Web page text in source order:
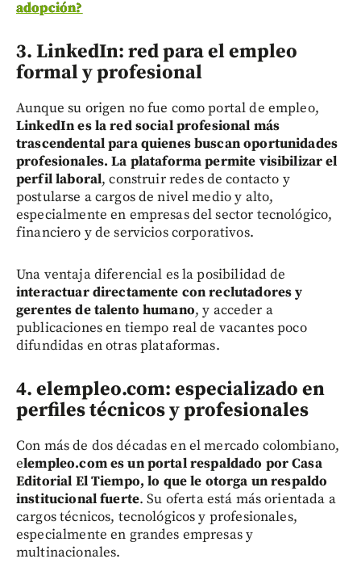
adopción?
3. LinkedIn: red para el empleo
formal y profesional
Aunque su origen no fue como portal de empleo,
LinkedIn es la red social profesional más
trascendental para quienes buscan oportunidades
profesionales. La plataforma permite visibilizar el
perfil laboral, construir redes de contacto y
postularse a cargos de nivel medio y alto,
especialmente en empresas del sector tecnológico,
financiero y de servicios corporativos.
Una ventaja diferencial es la posibilidad de
interactuar directamente con reclutadores y
gerentes de talento humano, y acceder a
publicaciones en tiempo real de vacantes poco
difundidas en otras plataformas.
4. elempleo.com: especializado en
perfiles técnicos y profesionales
Con más de dos décadas en el mercado colombiano,
elempleo.com es un portal respaldado por Casa
Editorial El Tiempo, lo que le otorga un respaldo
institucional fuerte. Su oferta está más orientada a
cargos técnicos, tecnológicos y profesionales,
especialmente en grandes empresas y
multinacionales.